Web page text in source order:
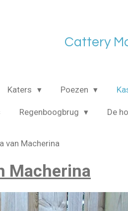
Cattery
Katers Poezen
Regenboogbrug De
van Macherina
Macherina